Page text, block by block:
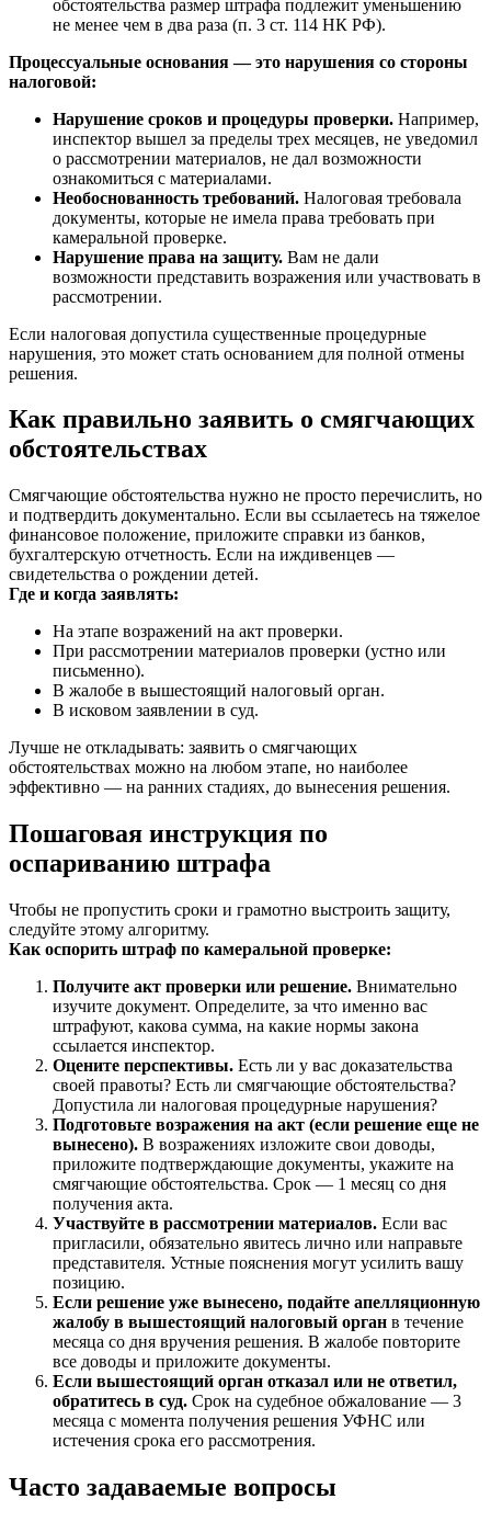
обстоятельства размер штрафа подлежит уменьшению
не менее чем в два раза (п. 3 ст. 114 НК РФ).
Процессуальные основания — это нарушения со стороны
налоговой:
Нарушение сроков и процедуры проверки. Например,
инспектор вышел за пределы трех месяцев, не уведомил
о рассмотрении материалов, не дал возможности
ознакомиться с материалами.
Необоснованность требований. Налоговая требовала
документы, которые не имела права требовать при
камеральной проверке.
Нарушение права на защиту. Вам не дали
возможности представить возражения или участвовать в
рассмотрении.
Если налоговая допустила существенные процедурные
нарушения, это может стать основанием для полной отмены
решения.
Как правильно заявить о смягчающих
обстоятельствах
Смягчающие обстоятельства нужно не просто перечислить, но
и подтвердить документально. Если вы ссылаетесь на тяжелое
финансовое положение, приложите справки из банков,
бухгалтерскую отчетность. Если на иждивенцев —
свидетельства о рождении детей.
Где и когда заявлять:
На этапе возражений на акт проверки.
При рассмотрении материалов проверки (устно или
письменно).
В жалобе в вышестоящий налоговый орган.
В исковом заявлении в суд.
Лучше не откладывать: заявить о смягчающих
обстоятельствах можно на любом этапе, но наиболее
эффективно — на ранних стадиях, до вынесения решения.
Пошаговая инструкция по
оспариванию штрафа
Чтобы не пропустить сроки и грамотно выстроить защиту,
следуйте этому алгоритму.
Как оспорить штраф по камеральной проверке:
Получите акт проверки или решение. Внимательно
изучите документ. Определите, за что именно вас
штрафуют, какова сумма, на какие нормы закона
ссылается инспектор.
Оцените перспективы. Есть ли у вас доказательства
своей правоты? Есть ли смягчающие обстоятельства?
Допустила ли налоговая процедурные нарушения?
Подготовьте возражения на акт (если решение еще не
вынесено). В возражениях изложите свои доводы,
приложите подтверждающие документы, укажите на
смягчающие обстоятельства. Срок — 1 месяц со дня
получения акта.
Участвуйте в рассмотрении материалов. Если вас
пригласили, обязательно явитесь лично или направьте
представителя. Устные пояснения могут усилить вашу
позицию.
Если решение уже вынесено, подайте апелляционную
жалобу в вышестоящий налоговый орган в течение
месяца со дня вручения решения. В жалобе повторите
все доводы и приложите документы.
Если вышестоящий орган отказал или не ответил,
обратитесь в суд. Срок на судебное обжалование — 3
месяца с момента получения решения УФНС или
истечения срока его рассмотрения.
Часто задаваемые вопросы